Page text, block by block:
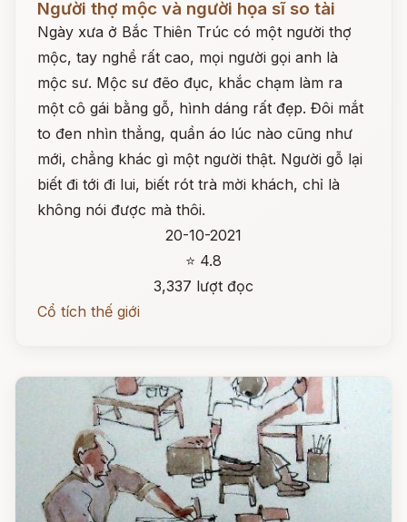
Người thợ mộc và người họa sĩ so tài
Ngày xưa ở Bắc Thiên Trúc có một người thợ
mộc, tay nghề rất cao, mọi người gọi anh là
mộc sư. Mộc sư đẽo đục, khắc chạm làm ra
một cô gái bằng gỗ, hình dáng rất đẹp. Đôi mắt
to đen nhìn thẳng, quần áo lúc nào cũng như
mới, chẳng khác gì một người thật. Người gỗ lại
biết đi tới đi lui, biết rót trà mời khách, chỉ là
không nói được mà thôi.
20-10-2021
⭐ 4.8
3,337 lượt đọc
Cổ tích thế giới